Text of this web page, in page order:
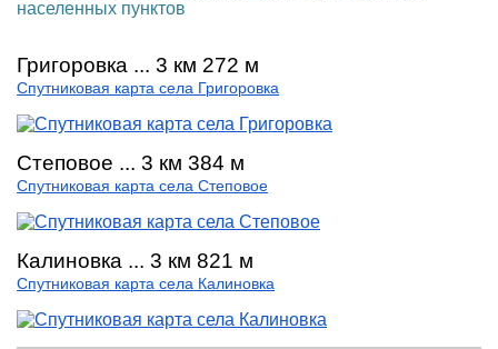
населенных пунктов
Григоровка ... 3 км 272 м
Спутниковая карта села Григоровка
Степовое ... 3 км 384 м
Спутниковая карта села Степовое
Калиновка ... 3 км 821 м
Спутниковая карта села Калиновка